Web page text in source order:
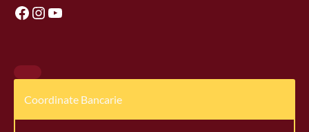
Coordinate Bancarie